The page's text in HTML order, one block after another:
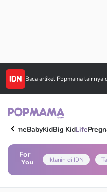
Baca artikel Popmama lainnya
HomeBabyKidBig KidLife
For
You
Iklanin di IDN